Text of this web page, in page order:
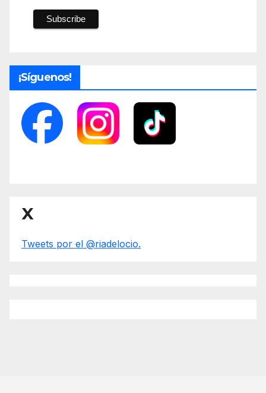
¡Síguenos!
X
Tweets por el @riadelocio.